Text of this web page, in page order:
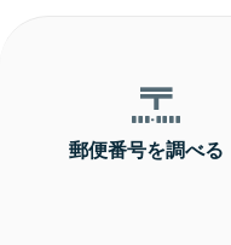
郵便番号を調べる